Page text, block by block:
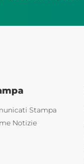
Stampa
Notizie